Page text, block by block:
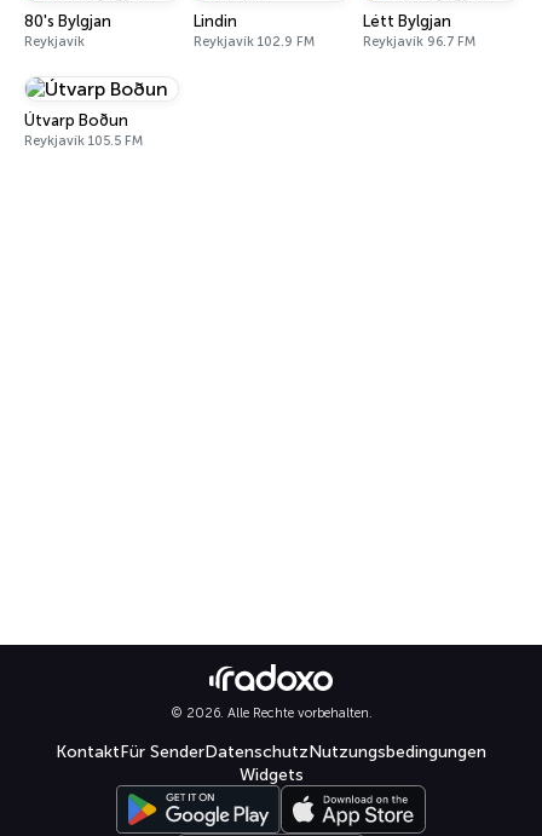
80's Bylgjan
Reykjavík
Lindin
Reykjavík 102.9 FM
Létt Bylgjan
Reykjavík 96.7 FM
Útvarp Boðun
Reykjavík 105.5 FM
© 2026. Alle Rechte vorbehalten.
KontaktFür SenderDatenschutzNutzungsbedingungen
Widgets